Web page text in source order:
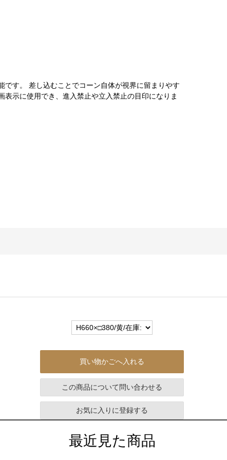
す。 差し込むことでコーン自体が視界に留まりやす
示に使用でき、進入禁止や立入禁止の目印になりま
買い物かごへ入れる
この商品について問い合わせる
お気に入りに登録する
最近見た商品